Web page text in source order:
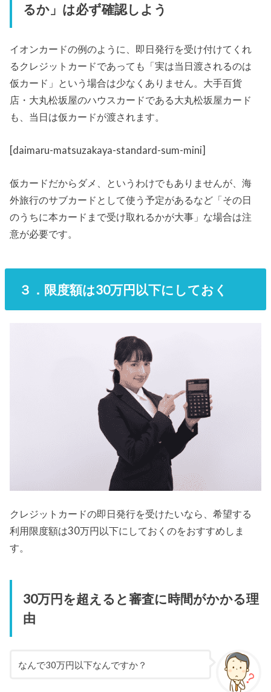
るか」は必ず確認しよう
イオンカードの例のように、即日発行を受け付けてくれ
るクレジットカードであっても「実は当日渡されるのは
仮カード」という場合は少なくありません。大手百貨
店・大丸松坂屋のハウスカードである大丸松坂屋カード
も、当日は仮カードが渡されます。
[daimaru-matsuzakaya-standard-sum-mini]
仮カードだからダメ、というわけでもありませんが、海
外旅行のサブカードとして使う予定があるなど「その日
のうちに本カードまで受け取れるかが大事」な場合は注
意が必要です。
３．限度額は30万円以下にしておく
クレジットカードの即日発行を受けたいなら、希望する
利用限度額は30万円以下にしておくのをおすすめしま
す。
30万円を超えると審査に時間がかかる理
由
なんで30万円以下なんですか？